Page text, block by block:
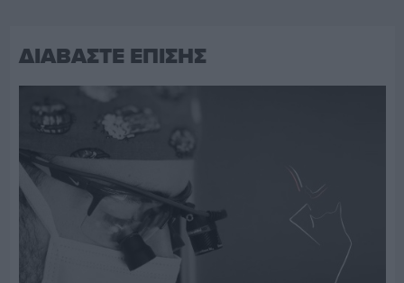
ΔΙΑΒΑΣΤΕ ΕΠΙΣΗΣ